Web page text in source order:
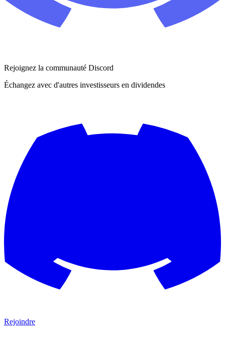
Rejoignez la communauté Discord
Échangez avec d'autres investisseurs en dividendes
Rejoindre